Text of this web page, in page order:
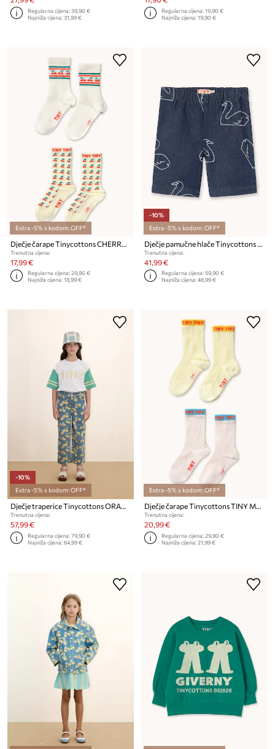
Regularna cijena:39,90 €
Najniža cijena:31,99 €
Regularna cijena:19,90 €
Najniža cijena:19,90 €
Extra -5% s kodom: OFF*
Trenutna cijena:
17,99 €
Regularna cijena:29,90 €
Najniža cijena:18,99 €
-10%
Extra -5% s kodom: OFF*
Trenutna cijena:
41,99 €
Regularna cijena:59,90 €
Najniža cijena:46,99 €
-10%
Extra -5% s kodom: OFF*
Dječje traperice Tinycottons ORANGES DENIM JEANS
Trenutna cijena:
57,99 €
Regularna cijena:79,90 €
Najniža cijena:64,99 €
Extra -5% s kodom: OFF*
Dječje čarape Tinycottons TINY MEDIUM SOCKS 2-pack
Trenutna cijena:
20,99 €
Regularna cijena:29,90 €
Najniža cijena:21,99 €